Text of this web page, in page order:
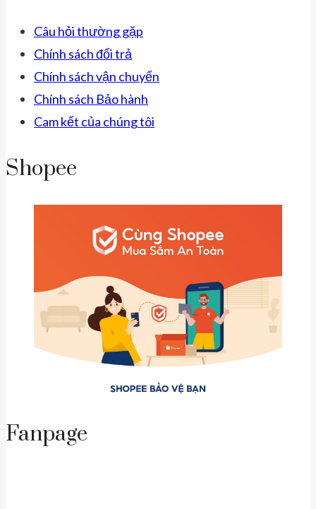
Câu hỏi thường gặp
Chính sách đổi trả
Chính sách vận chuyển
Chính sách Bảo hành
Cam kết của chúng tôi
Shopee
Fanpage